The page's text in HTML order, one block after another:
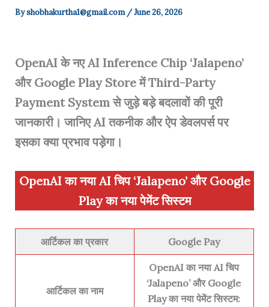
Byshobhakurtha1@gmail.com /June 26, 2026
OpenAI के नए AI Inference Chip ‘Jalapeno’
और Google Play Store में Third-Party
Payment System से जुड़े बड़े बदलावों की पूरी
जानकारी। जानिए AI तकनीक और ऐप डेवलपर्स पर
इसका क्या प्रभाव पड़ेगा।
OpenAI का नया AI चिप ‘Jalapeno’ और Google
Play का नया पेमेंट सिस्टम
आर्टिकल का प्रकार Google Pay
आर्टिकल का नाम
OpenAI का नया AI चिप
‘Jalapeno’ और Google
Play का नया पेमेंट सिस्टम: